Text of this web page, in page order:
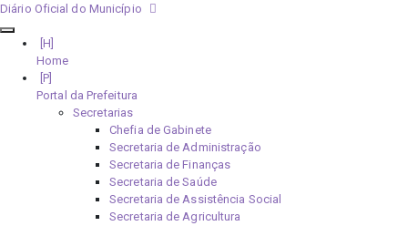
Diário Oficial do Município
Home
Portal da Prefeitura
Secretarias
Chefia de Gabinete
Secretaria de Administração
Secretaria de Finanças
Secretaria de Saúde
Secretaria de Assistência Social
Secretaria de Agricultura